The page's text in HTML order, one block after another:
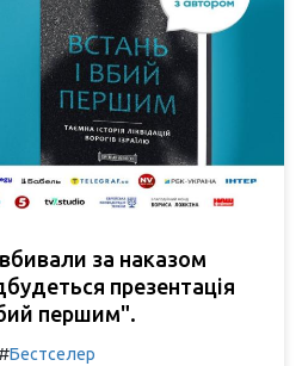
за наказом
презентація
першим".
Бестселер